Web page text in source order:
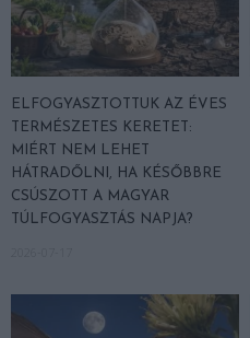
ELFOGYASZTOTTUK AZ ÉVES
TERMÉSZETES KERETET:
MIÉRT NEM LEHET
HÁTRADŐLNI, HA KÉSŐBBRE
CSÚSZOTT A MAGYAR
TÚLFOGYASZTÁS NAPJA?